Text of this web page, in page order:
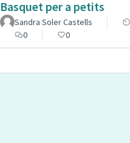
Basquet per a petits
Sandra Soler Castells
0
0